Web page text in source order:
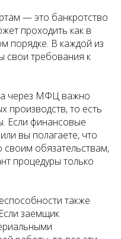
— это банкротство
проходить как в
порядке. В каждой из
свои требования к
через МФЦ важно
производств, то есть
Если финансовые
вы полагаете, что
своим обязательствам,
процедуры только
также
заемщик